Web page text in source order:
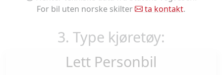
For bil uten norske skilter
ta kontakt.
3. Type kjøretøy:
Lett Personbil